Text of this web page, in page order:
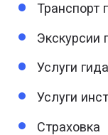
Транспорт
Экскурсии
Услуги гида
Услуги
Страховка